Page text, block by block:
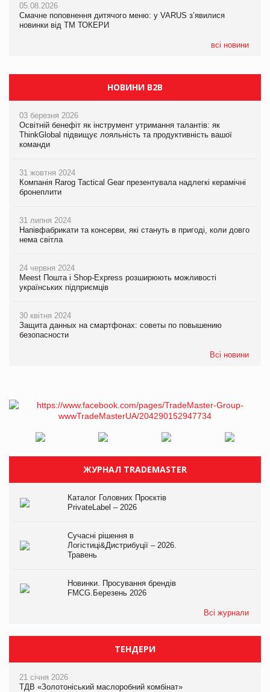
05.08.2026
Смачне поповнення дитячого меню: у VARUS з’явилися
новинки від ТМ ТОКЕРИ
всі новини
04.08.2026
Через атаку РФ у Дніпрі пошкоджено склад шоколаду
Millennium
НОВИНИ B2B
03 березня 2026
Освітній бенефіт як інструмент утримання талантів: як
ThinkGlobal підвищує лояльність та продуктивність вашої
команди
31 жовтня 2024
Компанія Rarog Tactical Gear презентувала надлегкі керамічні
бронеплити
31 липня 2024
Напівфабрикати та консерви, які стануть в пригоді, коли довго
нема світла
24 червня 2024
Meest Пошта і Shop-Express розширюють можливості
українських підприємців
30 квітня 2024
Защита данных на смартфонах: советы по повышению
безопасности
Всі новини
ЖУРНАЛ TRADEMASTER
Каталог Головних Проєктів
PrivateLabel – 2026
Сучасні рішення в
Логістиці&Дистрибуції – 2026.
Травень
Новинки. Просування брендів
FMCG.Березень 2026
Всі журнали
ТЕНДЕРИ
21 січня 2026
ТДВ «Золотоніський маслоробний комбінат»